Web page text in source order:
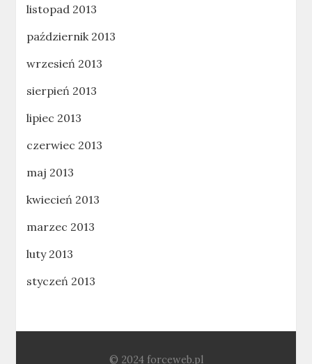
listopad 2013
październik 2013
wrzesień 2013
sierpień 2013
lipiec 2013
czerwiec 2013
maj 2013
kwiecień 2013
marzec 2013
luty 2013
styczeń 2013
© 2024 forceweb.pl